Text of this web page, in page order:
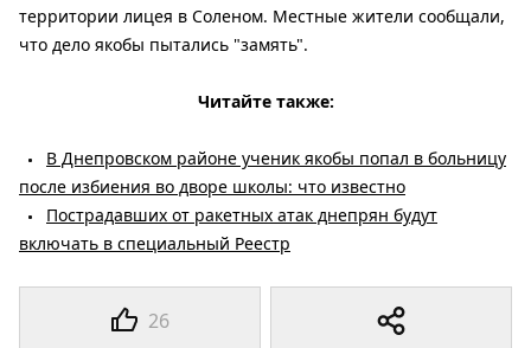
26
территории лицея в Соленом. Местные жители сообщали,
что дело якобы пытались "замять".
Читайте также:
В Днепровском районе ученик якобы попал в больницу
после избиения во дворе школы: что известно
Пострадавших от ракетных атак днепрян будут
включать в специальный Реестр